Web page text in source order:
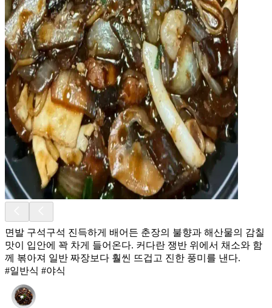
면발 구석구석 진득하게 배어든 춘장의 불향과 해산물의 감칠
맛이 입안에 꽉 차게 들어온다. 커다란 쟁반 위에서 채소와 함
께 볶아져 일반 짜장보다 훨씬 뜨겁고 진한 풍미를 낸다.
#일반식 #야식